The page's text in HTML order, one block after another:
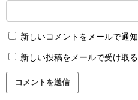
新しいコメントをメールで通知
新しい投稿をメールで受け取る